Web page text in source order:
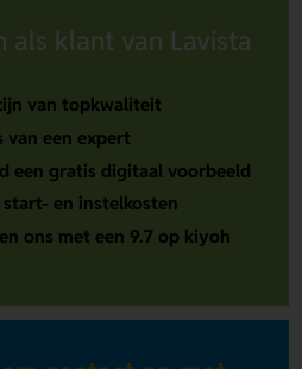
als klant van Lavista
van topkwaliteit
van een expert
een gratis digitaal voorbeeld
en instelkosten
ons met een 9.7 op kiyoh